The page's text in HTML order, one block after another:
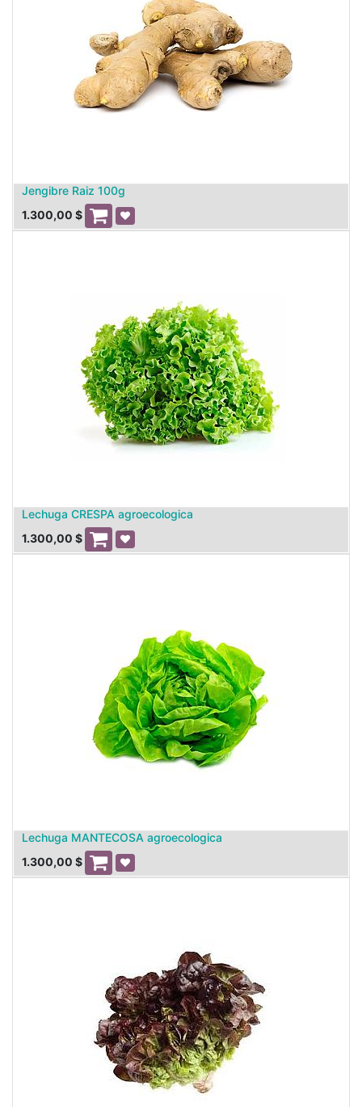
Jengibre Raiz 100g
1.300,00 $
Lechuga CRESPA agroecologica
1.300,00 $
Lechuga MANTECOSA agroecologica
1.300,00 $